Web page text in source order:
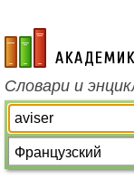
academic.ru
Словари и